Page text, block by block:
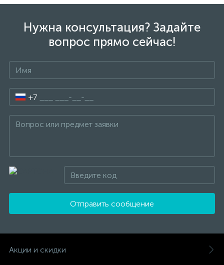
Нужна консультация? Задайте
вопрос прямо сейчас!
+7
Отправить сообщение
Акции и скидки